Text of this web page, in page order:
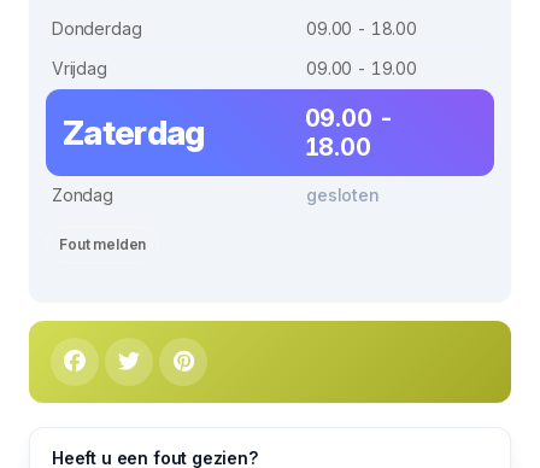
Donderdag
09.00 - 18.00
Vrijdag
09.00 - 19.00
Zaterdag
09.00 -
18.00
Zondag gesloten
Fout melden
Heeft u een fout gezien?